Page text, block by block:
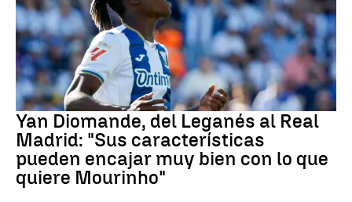
Real Madrid
Yan Diomande, del Leganés al Real
Madrid: "Sus características
pueden encajar muy bien con lo que
quiere Mourinho"